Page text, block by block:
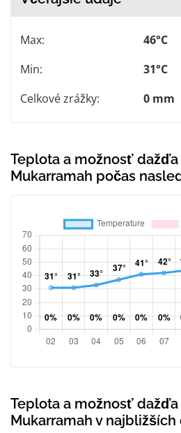
Max:
46°C
Min:
31°C
Celkové zrážky:
0 mm
Teplota a možnosť dažďa
Mukarramah počas
Teplota a možnosť dažďa
Mukarramah v najbližších